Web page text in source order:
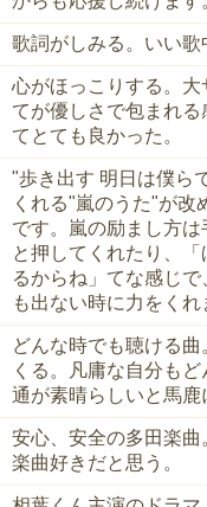
歌詞がしみる。いい歌
心がほっこりする。
てが優しさで包まれ
てとても良かった。
"歩き出す 明日は僕ら
くれる"嵐のうた"が改
です。嵐の励まし方
と押してくれたり、
るからね」てな感じ
も出ない時に力をくれ
どんな時でも聴ける
くる。凡庸な自分も
通が素晴らしいと馬鹿
安心、安全の多田楽
楽曲好きだと思う。